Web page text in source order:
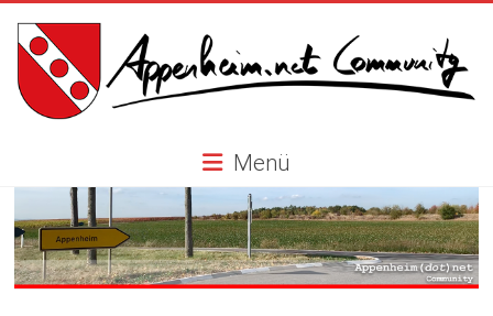
content
Appenheim.net
Community
Menü